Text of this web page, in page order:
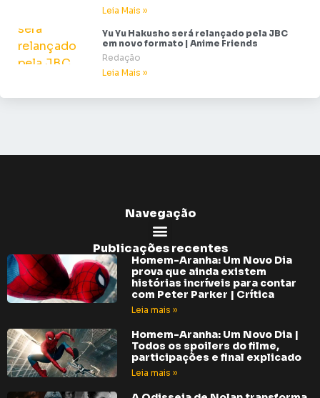
Leia Mais »
Yu Yu Hakusho será relançado pela JBC
em novo formato | Anime Friends
Redação
Leia Mais »
Navegação
Publicações recentes
Homem-Aranha: Um Novo Dia
prova que ainda existem
histórias incríveis para contar
com Peter Parker | Crítica
Leia mais »
Homem-Aranha: Um Novo Dia |
Todos os spoilers do filme,
participações e final explicado
Leia mais »